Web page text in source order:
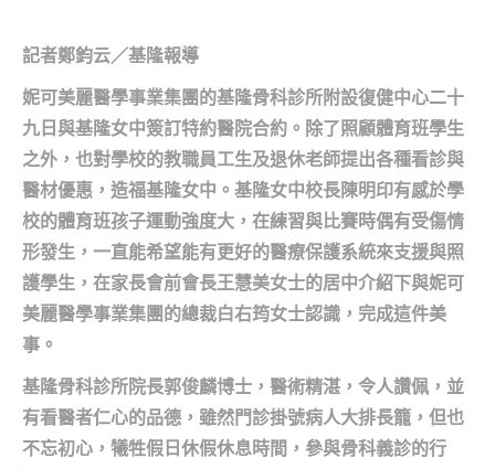
記者鄭鈞云／基隆報導
妮可美麗醫學事業集團的基隆骨科診所附設復健中心二十
九日與基隆女中簽訂特約醫院合約。除了照顧體育班學生
之外，也對學校的教職員工生及退休老師提出各種看診與
醫材優惠，造福基隆女中。基隆女中校長陳明印有感於學
校的體育班孩子運動強度大，在練習與比賽時偶有受傷情
形發生，一直能希望能有更好的醫療保護系統來支援與照
護學生，在家長會前會長王慧美女士的居中介紹下與妮可
美麗醫學事業集團的總裁白右筠女士認識，完成這件美
事。
基隆骨科診所院長郭俊麟博士，醫術精湛，令人讚佩，並
有看醫者仁心的品德，雖然門診掛號病人大排長籠，但也
不忘初心，犧牲假日休假休息時間，參與骨科義診的行